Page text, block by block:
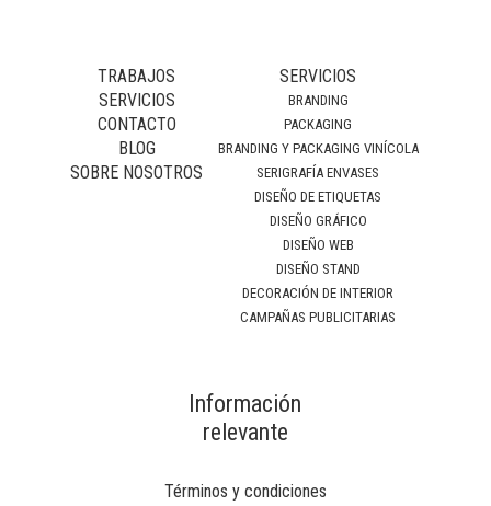
TRABAJOS
SERVICIOS
CONTACTO
BLOG
SOBRE NOSOTROS
SERVICIOS
BRANDING
PACKAGING
BRANDING Y PACKAGING VINÍCOLA
SERIGRAFÍA ENVASES
DISEÑO DE ETIQUETAS
DISEÑO GRÁFICO
DISEÑO WEB
DISEÑO STAND
DECORACIÓN DE INTERIOR
CAMPAÑAS PUBLICITARIAS
Información
relevante
Términos y condiciones